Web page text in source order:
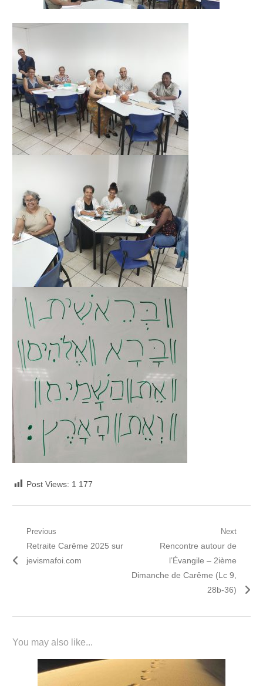
Post Views: 1 177
Navigation
de
Previous
Previous
post:
Retraite Carême 2025 sur
jevismafoi.com
Next
Next
post:
Rencontre autour de
l’Évangile – 2ième
Dimanche de Carême (Lc 9,
28b-36)
You may also like...